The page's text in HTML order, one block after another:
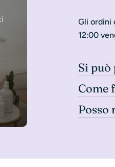
Gli ordini
12:00
Si può
Come
Posso